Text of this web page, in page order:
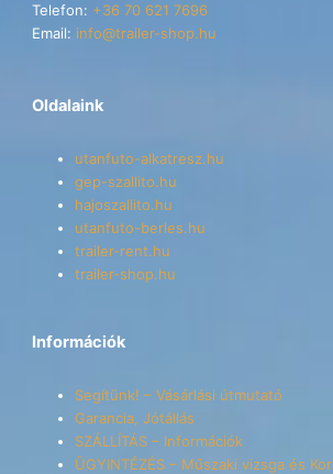
Telefon: +36 70 621 7696
Email: info@trailer-shop.hu
Oldalaink
utanfuto-alkatresz.hu
gep-szallito.hu
hajoszallito.hu
utanfuto-berles.hu
trailer-rent.hu
trailer-shop.hu
Információk
Segítünk! – Vásárlási útmutató
Garancia, Jótállás
SZÁLLÍTÁS – Információk
ÜGYINTÉZÉS – Műszaki vizsga és